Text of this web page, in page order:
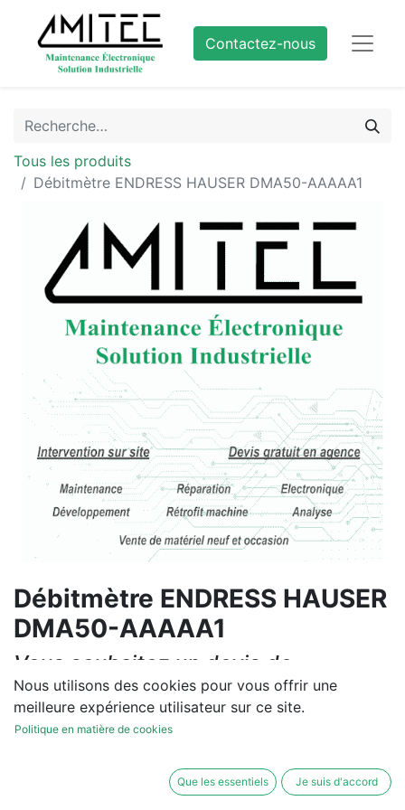
Contactez-nous
Tous les produits
Débitmètre ENDRESS HAUSER DMA50-AAAAA1
Débitmètre ENDRESS HAUSER
DMA50-AAAAA1
Vous souhaitez un devis de
réparation ou de vente, un
diagnostic sur site?
Nous utilisons des cookies pour vous offrir une
meilleure expérience utilisateur sur ce site.
Politique en matière de cookies
Que les essentiels Je suis d'accord